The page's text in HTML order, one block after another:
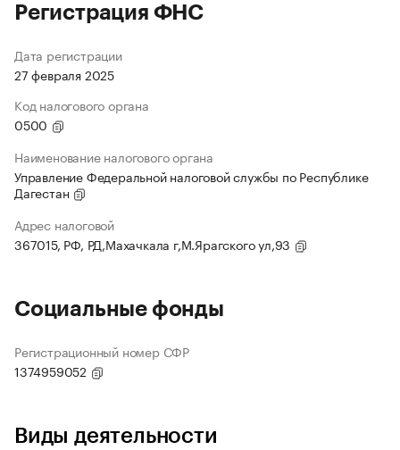
Регистрация ФНС
Дата регистрации
27 февраля 2025
Код налогового органа
0500
Наименование налогового органа
Управление Федеральной налоговой службы по Республике
Дагестан
Адрес налоговой
367015, РФ, РД,Махачкала г,М.Ярагского ул,93
Социальные фонды
Регистрационный номер СФР
1374959052
Виды деятельности